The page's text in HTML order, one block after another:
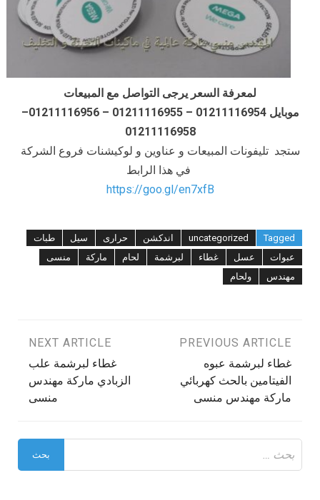
لمعرفة السعر يرجى التواصل مع المبيعات
موبايل 01211116954 – 01211116955 – 01211116956–
01211116958
ستجد تليفونات المبيعات و عناوين و لوكيشنات فروع الشركة
في هذا الرابط
https://goo.gl/en7xfB
Tagged
uncategorized اندكشن حرارى سيل
طبات
عبوات
عسل غطاء لبرشمة لحام ماركة
منسى
مهندس
ولحام
تصفّح
المقالات
PREVIOUS ARTICLE
غطاء لبرشمة عبوه
الفيتامين بالحث كهربائي
ماركة مهندس منسى
NEXT ARTICLE
غطاء لبرشمة علب
الزبادي ماركة مهندس
منسى
عن: